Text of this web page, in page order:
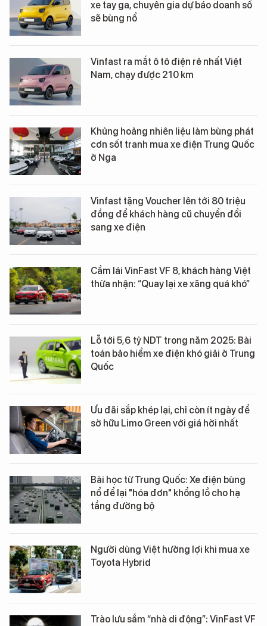
xe tay ga, chuyên gia dự báo doanh số
sẽ bùng nổ
Vinfast ra mắt ô tô điện rẻ nhất Việt
Nam, chạy được 210 km
Khủng hoảng nhiên liệu làm bùng phát
cơn sốt tranh mua xe điện Trung Quốc
ở Nga
Vinfast tặng Voucher lên tới 80 triệu
đồng để khách hàng cũ chuyển đổi
sang xe điện
Cầm lái VinFast VF 8, khách hàng Việt
thừa nhận: “Quay lại xe xăng quá khó”
Lỗ tới 5,6 tỷ NDT trong năm 2025: Bài
toán bảo hiểm xe điện khó giải ở Trung
Quốc
Ưu đãi sắp khép lại, chỉ còn ít ngày để
sở hữu Limo Green với giá hời nhất
Bài học từ Trung Quốc: Xe điện bùng
nổ để lại "hóa đơn" khổng lồ cho hạ
tầng đường bộ
Người dùng Việt hưởng lợi khi mua xe
Toyota Hybrid
Trào lưu sắm “nhà di động”: VinFast VF